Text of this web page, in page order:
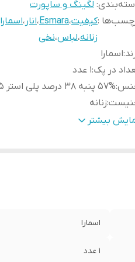
: لگینگ و ساپورت
:کیفیت،Esmara،انار ،اسمارا
زنانه،لباس،نخی
:اسمارا
در پک:1 عدد
:57% پنبه 38 درصد پلی استر 5% الاستین
:زنانه
بازگشت:ندارد
بیشتر
اسمارا
1 عدد